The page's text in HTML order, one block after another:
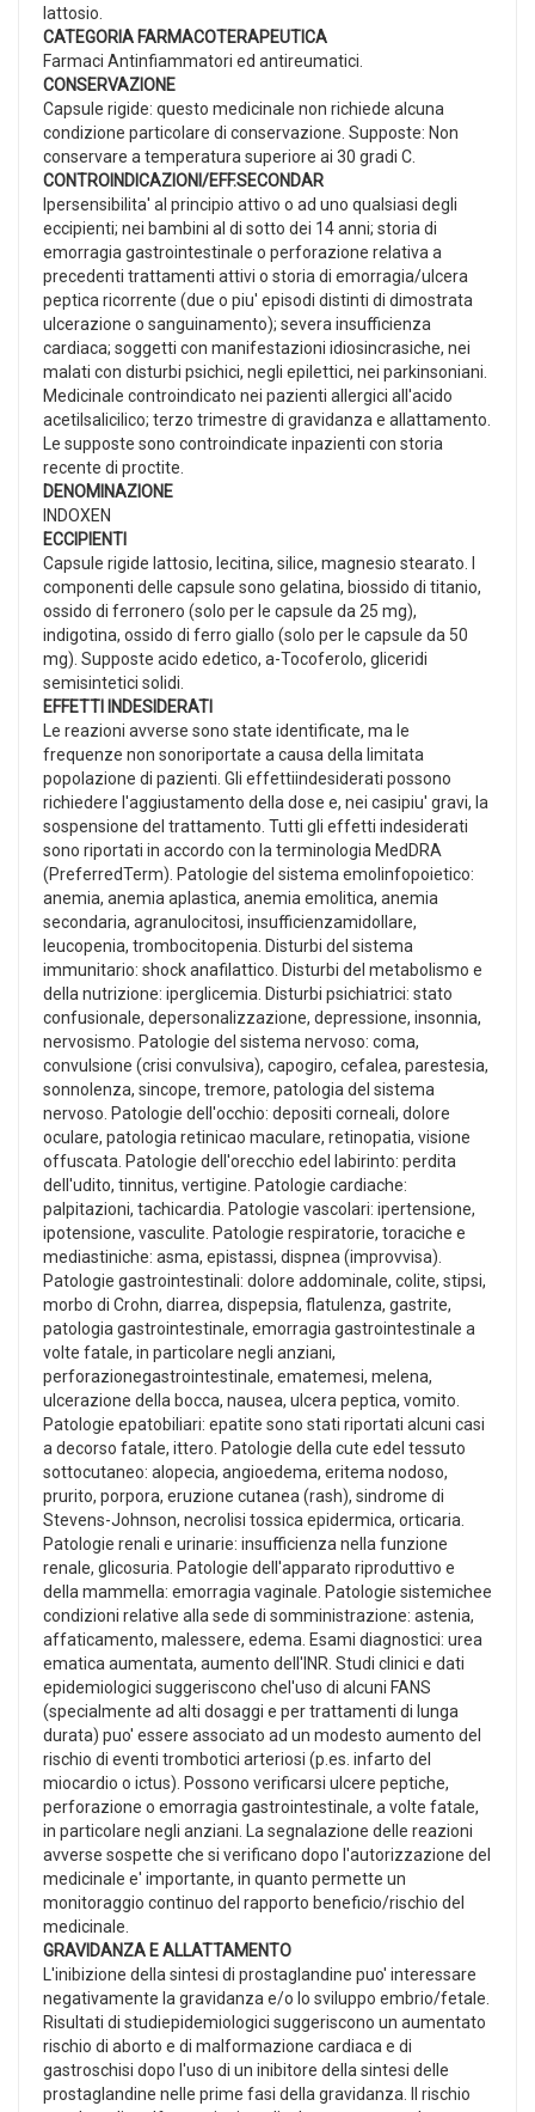
lattosio.
CATEGORIA FARMACOTERAPEUTICA
Farmaci Antinfiammatori ed antireumatici.
CONSERVAZIONE
Capsule rigide: questo medicinale non richiede alcuna
condizione particolare di conservazione. Supposte: Non
conservare a temperatura superiore ai 30 gradi C.
CONTROINDICAZIONI/EFF.SECONDAR
Ipersensibilita' al principio attivo o ad uno qualsiasi degli
eccipienti; nei bambini al di sotto dei 14 anni; storia di
emorragia gastrointestinale o perforazione relativa a
precedenti trattamenti attivi o storia di emorragia/ulcera
peptica ricorrente (due o piu' episodi distinti di dimostrata
ulcerazione o sanguinamento); severa insufficienza
cardiaca; soggetti con manifestazioni idiosincrasiche, nei
malati con disturbi psichici, negli epilettici, nei parkinsoniani.
Medicinale controindicato nei pazienti allergici all'acido
acetilsalicilico; terzo trimestre di gravidanza e allattamento.
Le supposte sono controindicate inpazienti con storia
recente di proctite.
DENOMINAZIONE
INDOXEN
ECCIPIENTI
Capsule rigide lattosio, lecitina, silice, magnesio stearato. I
componenti delle capsule sono gelatina, biossido di titanio,
ossido di ferronero (solo per le capsule da 25 mg),
indigotina, ossido di ferro giallo (solo per le capsule da 50
mg). Supposte acido edetico, a-Tocoferolo, gliceridi
semisintetici solidi.
EFFETTI INDESIDERATI
Le reazioni avverse sono state identificate, ma le
frequenze non sonoriportate a causa della limitata
popolazione di pazienti. Gli effettiindesiderati possono
richiedere l'aggiustamento della dose e, nei casipiu' gravi, la
sospensione del trattamento. Tutti gli effetti indesiderati
sono riportati in accordo con la terminologia MedDRA
(PreferredTerm). Patologie del sistema emolinfopoietico:
anemia, anemia aplastica, anemia emolitica, anemia
secondaria, agranulocitosi, insufficienzamidollare,
leucopenia, trombocitopenia. Disturbi del sistema
immunitario: shock anafilattico. Disturbi del metabolismo e
della nutrizione: iperglicemia. Disturbi psichiatrici: stato
confusionale, depersonalizzazione, depressione, insonnia,
nervosismo. Patologie del sistema nervoso: coma,
convulsione (crisi convulsiva), capogiro, cefalea, parestesia,
sonnolenza, sincope, tremore, patologia del sistema
nervoso. Patologie dell'occhio: depositi corneali, dolore
oculare, patologia retinicao maculare, retinopatia, visione
offuscata. Patologie dell'orecchio edel labirinto: perdita
dell'udito, tinnitus, vertigine. Patologie cardiache:
palpitazioni, tachicardia. Patologie vascolari: ipertensione,
ipotensione, vasculite. Patologie respiratorie, toraciche e
mediastiniche: asma, epistassi, dispnea (improvvisa).
Patologie gastrointestinali: dolore addominale, colite, stipsi,
morbo di Crohn, diarrea, dispepsia, flatulenza, gastrite,
patologia gastrointestinale, emorragia gastrointestinale a
volte fatale, in particolare negli anziani,
perforazionegastrointestinale, ematemesi, melena,
ulcerazione della bocca, nausea, ulcera peptica, vomito.
Patologie epatobiliari: epatite sono stati riportati alcuni casi
a decorso fatale, ittero. Patologie della cute edel tessuto
sottocutaneo: alopecia, angioedema, eritema nodoso,
prurito, porpora, eruzione cutanea (rash), sindrome di
Stevens-Johnson, necrolisi tossica epidermica, orticaria.
Patologie renali e urinarie: insufficienza nella funzione
renale, glicosuria. Patologie dell'apparato riproduttivo e
della mammella: emorragia vaginale. Patologie sistemichee
condizioni relative alla sede di somministrazione: astenia,
affaticamento, malessere, edema. Esami diagnostici: urea
ematica aumentata, aumento dell'INR. Studi clinici e dati
epidemiologici suggeriscono chel'uso di alcuni FANS
(specialmente ad alti dosaggi e per trattamenti di lunga
durata) puo' essere associato ad un modesto aumento del
rischio di eventi trombotici arteriosi (p.es. infarto del
miocardio o ictus). Possono verificarsi ulcere peptiche,
perforazione o emorragia gastrointestinale, a volte fatale,
in particolare negli anziani. La segnalazione delle reazioni
avverse sospette che si verificano dopo l'autorizzazione del
medicinale e' importante, in quanto permette un
monitoraggio continuo del rapporto beneficio/rischio del
medicinale.
GRAVIDANZA E ALLATTAMENTO
L'inibizione della sintesi di prostaglandine puo' interessare
negativamente la gravidanza e/o lo sviluppo embrio/fetale.
Risultati di studiepidemiologici suggeriscono un aumentato
rischio di aborto e di malformazione cardiaca e di
gastroschisi dopo l'uso di un inibitore della sintesi delle
prostaglandine nelle prime fasi della gravidanza. Il rischio